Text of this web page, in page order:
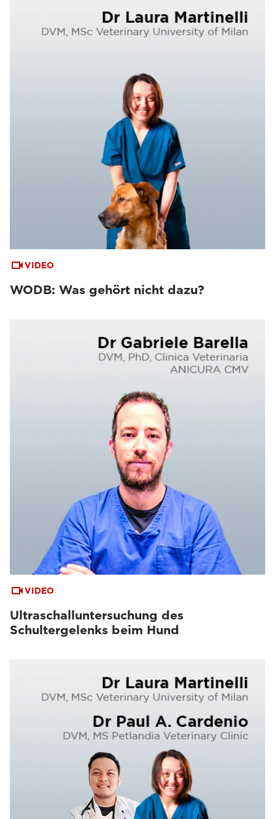
VIDEO
WODB: Was gehört nicht dazu?
VIDEO
Ultraschalluntersuchung des
Schultergelenks beim Hund